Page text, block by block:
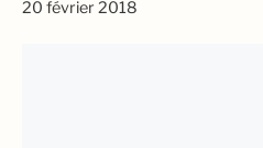
20 février 2018